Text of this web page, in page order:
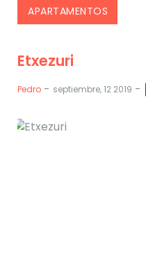
APARTAMENTOS
Etxezuri
Pedro - septiembre, 12 2019 -